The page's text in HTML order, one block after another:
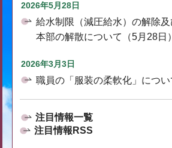
2026年5月28日
給水制限（減圧給水）の解除
本部の解散について（5月28日）
2026年3月3日
職員の「服装の柔軟化」につい
注目情報一覧
注目情報RSS